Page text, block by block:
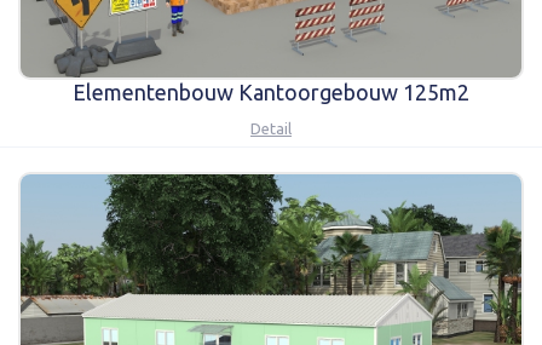
Elementenbouw Kantoorgebouw 125m2
Detail